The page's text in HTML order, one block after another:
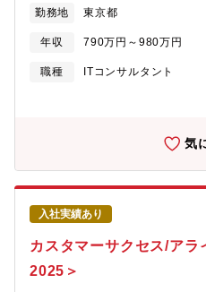
ごとに運用や課題もさまざまで
発では、AI・画像認識・データ
ドを高める仕組みづくりに挑戦
【本ポジションの魅力】同社は
内における債権回収業務を同社
ンではNTTドコモグループの事
ことができます。また、立川勤
事業、モーゲージバンク事業(預
業で培った与信・オペレーショ
と提携しております。2017年よ
は、現在業界シェア2位まで拡大
ーン活用にとどまらず、UX/UI・
進など、あらゆる要素をバラン
が“お互いにとって価値のある関
をめざしています。さらに、社
として社会全体に貢献し続けら
る高度化・効率化の実現に向け
リューションの企画、実装およ
クノロジー面を中心とした営業
の変革に資する課題抽出やプロ
革に資するソリューションの開発
（Dev/Ops）■担当いただく業務
盟店の開拓及びマーケティング
度化を実現するAI/SalesDX基盤
けるリード・AI活用等、先端技術
勤務地 東京都
年収 790万円～980万円
職種
ITコンサルタント
気
入社実績あり
カスタマーサクセス/ア
2025＞